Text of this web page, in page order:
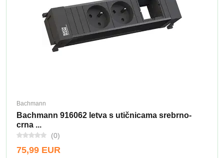
Bachmann
Bachmann 916062 letva s utičnicama srebrno-
crna ...
(0)
75,99 EUR